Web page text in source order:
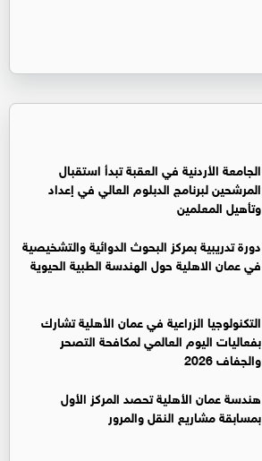
الجامعة الأردنية في العقبة تبدأ استقبال
المرشحين لبرنامج الدبلوم العالي في إعداد
وتأهيل المعلمين
دورة تدريبية بمركز البحوث الدوائية والتشخيصية
في عمان الاهلية حول الهندسة الطبية الحيوية
التكنولوجيا الزراعية في عمان الأهلية تشارك
بفعاليات اليوم العالمي لمكافحة التصحر
والجفاف 2026
هندسة عمان الأهلية تحصد المركز الأول
بمسابقة مشاريع النقل والمرور